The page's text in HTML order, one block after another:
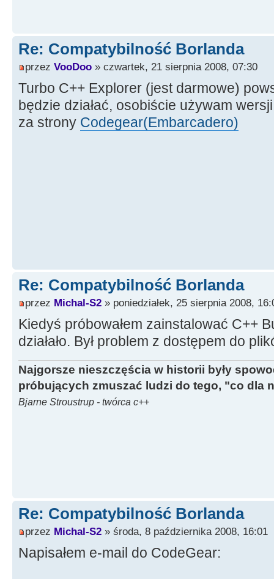
Re: Compatybilność Borlanda
przez VooDoo » czwartek, 21 sierpnia 2008, 07:30
Turbo C++ Explorer (jest darmowe)
będzie działać, osobiście używam
za strony Codegear(Embarcadero)
Re: Compatybilność Borlanda
przez Michal-S2 » poniedziałek, 25 sierpnia 2008,
Kiedyś próbowałem zainstalować C++
działało. Był problem z dostępem do
Najgorsze nieszczęścia w historii były
próbujących zmuszać ludzi do tego, "co dla
Bjarne Stroustrup - twórca c++
Re: Compatybilność Borlanda
przez Michal-S2 » środa, 8 października 2008, 16:01
Napisałem e-mail do CodeGear: